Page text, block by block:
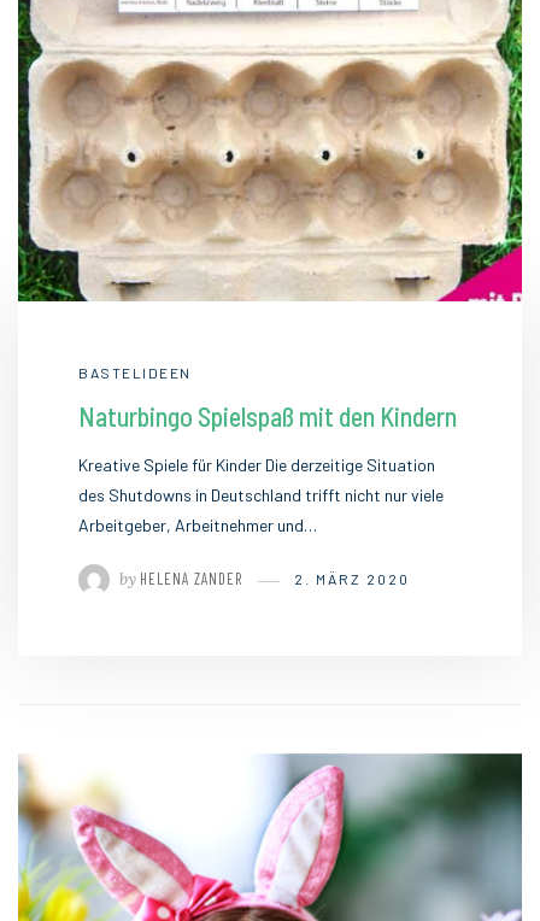
BASTELIDEEN
Naturbingo Spielspaß mit den Kindern
Kreative Spiele für Kinder Die derzeitige Situation
des Shutdowns in Deutschland trifft nicht nur viele
Arbeitgeber, Arbeitnehmer und…
by HELENA ZANDER 2. MÄRZ 2020